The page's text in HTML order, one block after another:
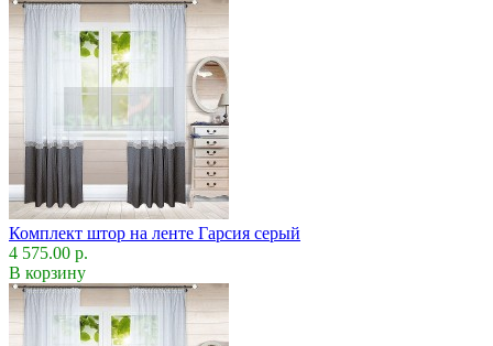
Комплект штор на ленте Гарсия серый
4 575.00 р.
В корзину